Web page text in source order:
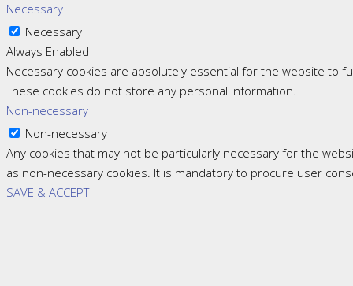
Necessary
Necessary
Always Enabled
Necessary cookies are absolutely essential for the website to
These cookies do not store any personal information.
Non-necessary
Non-necessary
Any cookies that may not be particularly necessary for the
as non-necessary cookies. It is mandatory to procure user
SAVE & ACCEPT